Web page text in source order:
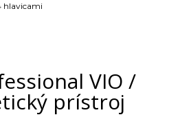
hlavicami
VIO /
prístroj